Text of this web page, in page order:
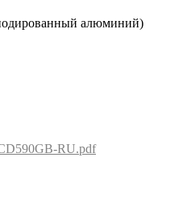
алюминий)
RU.pdf